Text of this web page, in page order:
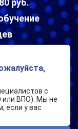
руб.
с
или ВПО). Мы не
если у вас